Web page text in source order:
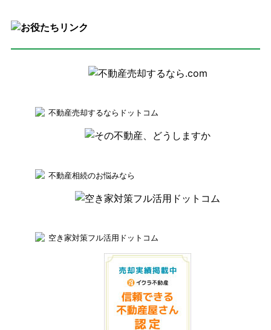
不動産売却するならドットコム
不動産相続のお悩みなら
空き家対策フル活用ドットコム